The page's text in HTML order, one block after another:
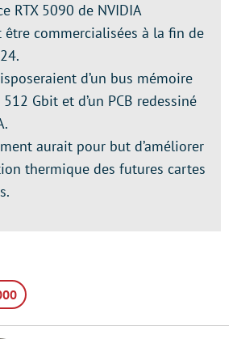
RTX 5090 de NVIDIA
être commercialisées à la fin de
d’un bus mémoire
512 Gbit et d’un PCB redessiné
aurait pour but d’améliorer
thermique des futures cartes